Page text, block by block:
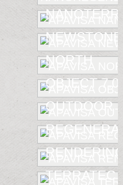
NEWSTONE
NORTH
OBJECT 7.0
OUTDOOR
TERRATEC